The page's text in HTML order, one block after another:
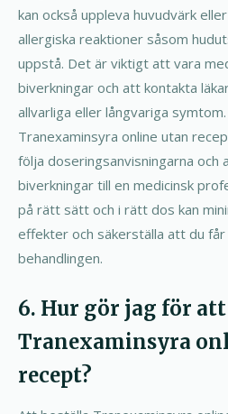
kan också uppleva huvudvärk
allergiska reaktioner såsom
uppstå. Det är viktigt att vara
biverkningar och att kontakta
allvarliga eller långvariga
Tranexaminsyra online utan
följa doseringsanvisningarna
biverkningar till en medicinsk
på rätt sätt och i rätt dos kan
effekter och säkerställa att du
behandlingen.
6. Hur gör jag för
Tranexaminsyra
recept?